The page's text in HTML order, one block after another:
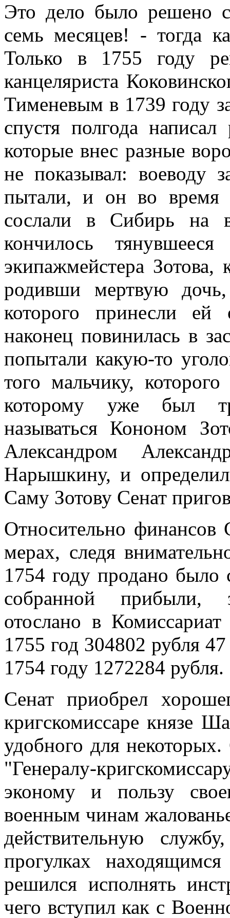
Это дело было решено
семь месяцев! - тогда
Только в 1755 году
канцеляриста
Тименевым в 1739 году
спустя полгода
которые внес разные
не показывал: воеводу
пытали, и он во время
сослали в Сибирь на
кончилось
экипажмейстера Зотова,
родивши мертвую
которого принесли ей
наконец повинилась в
попытали какую-то
того мальчику,
которому уже был
называться Кононом
Александром
Нарышкину, и
Саму Зотову Сенат
Относительно финансов
мерах, следя
1754 году продано
собранной прибыли,
отослано в
1755 год 304802 рубля
1754 году 1272284 рубля.
Сенат приобрел
кригскомиссаре князе
удобного для
"Генералу-
эконому и пользу
военным чинам
действительную
прогулках
решился исполнять
чего вступил как с